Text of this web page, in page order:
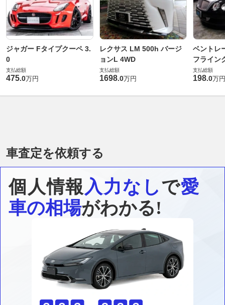
ジャガー Fタイプクーペ 3.
0
支払総額
475.0万円
レクサス LM 500h バージ
ョンL 4WD
支払総額
1698.0万円
ベントレ
フライン
支払総額
198.0万円
車査定を依頼する
個人情報入力なしで愛
車の相場がわかる!